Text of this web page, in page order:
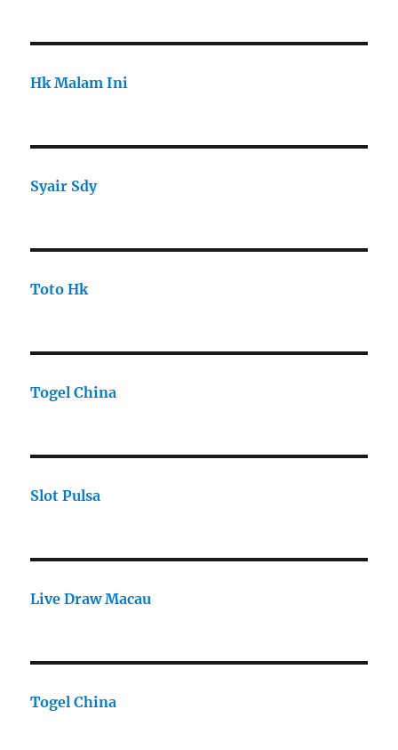
Hk Malam Ini
Syair Sdy
Toto Hk
Togel China
Slot Pulsa
Live Draw Macau
Togel China